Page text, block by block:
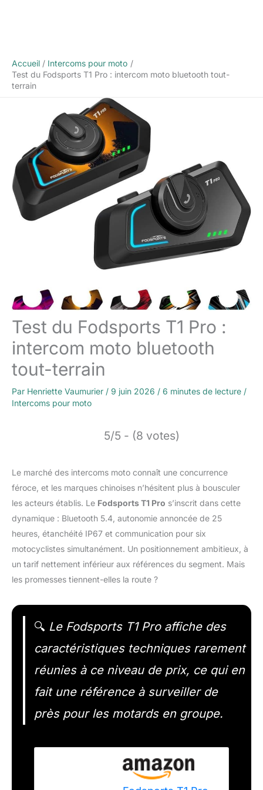
Accueil
Intercoms pour moto
Test du Fodsports T1 Pro : intercom moto bluetooth tout-
terrain
Test du Fodsports T1 Pro :
intercom moto bluetooth
tout-terrain
Par Henriette Vaumurier / 9 juin 2026 / 6 minutes de lecture /
Intercoms pour moto
5/5 - (8 votes)
Le marché des intercoms moto connaît une concurrence
féroce, et les marques chinoises n’hésitent plus à bousculer
les acteurs établis. Le Fodsports T1 Pro s’inscrit dans cette
dynamique : Bluetooth 5.4, autonomie annoncée de 25
heures, étanchéité IP67 et communication pour six
motocyclistes simultanément. Un positionnement ambitieux, à
un tarif nettement inférieur aux références du segment. Mais
les promesses tiennent-elles la route ?
🔍 Le Fodsports T1 Pro affiche des
caractéristiques techniques rarement
réunies à ce niveau de prix, ce qui en
fait une référence à surveiller de
près pour les motards en groupe.